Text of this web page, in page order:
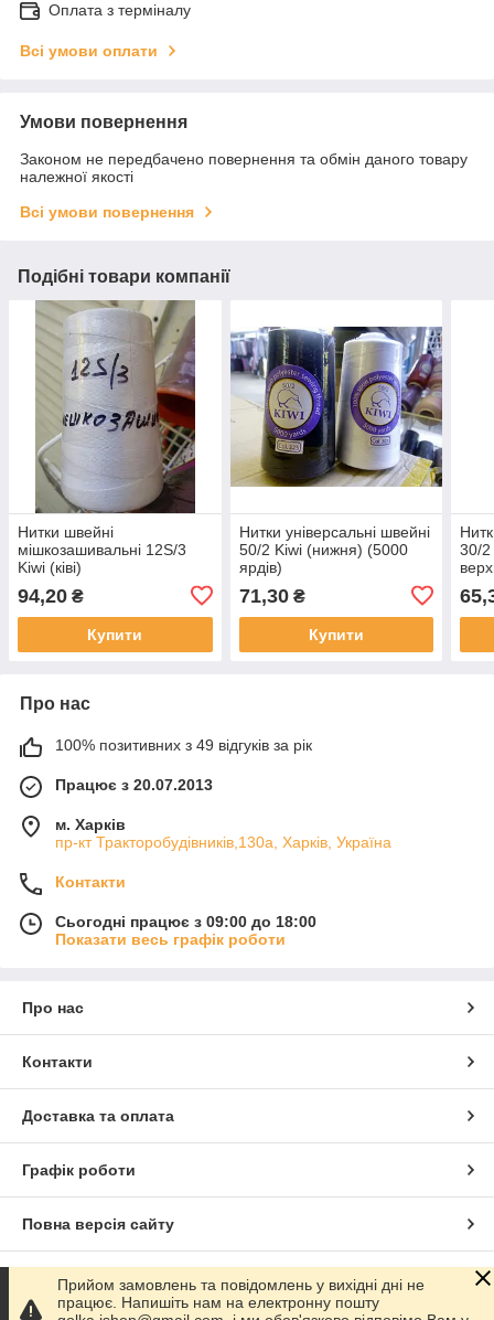
Оплата з терміналу
Всі умови оплати
Умови повернення
Законом не передбачено повернення та обмін даного товару
належної якості
Всі умови повернення
Подібні товари компанії
Нитки швейні
мішкозашивальні 12S/3
Kiwi (ківі)
94,20 ₴
Купити
Нитки універсальні швейні
50/2 Kiwi (нижня) (5000
ярдів)
71,30₴
Купити
30/2
Про нас
100% позитивних з 49 відгуків за рік
Працює з 20.07.2013
м. Харків
пр-кт Тракторобудівників,130а, Харків, Україна
Контакти
Сьогодні працює з 09:00 до 18:00
Показати весь графік роботи
Про нас
Контакти
Доставка та оплата
Графік роботи
Повна версія сайту
Сайт створено на маркетплейсі
Прийом замовлень та повідомлень у вихідні дні не
працює. Напишіть нам на електронну пошту